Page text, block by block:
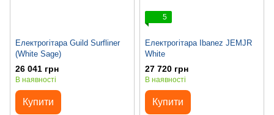
Електрогітара Guild Surfliner
(White Sage)
26 041 грн
В наявності
Купити
5
Електрогітара Ibanez JEMJR
White
27 720 грн
В наявності
Купити